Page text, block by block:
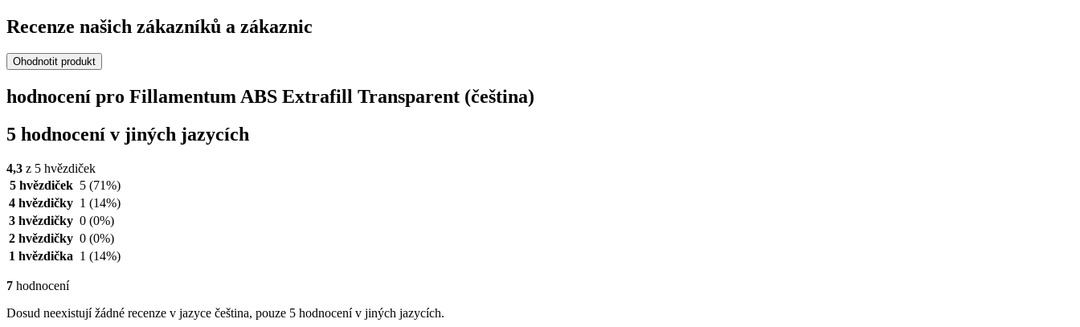
Recenze našich zákazníků a zákaznic
Ohodnotit produkt
hodnocení pro Fillamentum ABS Extrafill Transparent (čeština)
5 hodnocení v jiných jazycích
4,3 z 5 hvězdiček
5 hvězdiček 5 (71%)
4 hvězdičky 1 (14%)
3 hvězdičky 0 (0%)
2 hvězdičky 0 (0%)
1 hvězdička 1 (14%)
7 hodnocení
Dosud neexistují žádné recenze v jazyce čeština, pouze 5 hodnocení v jiných jazycích.